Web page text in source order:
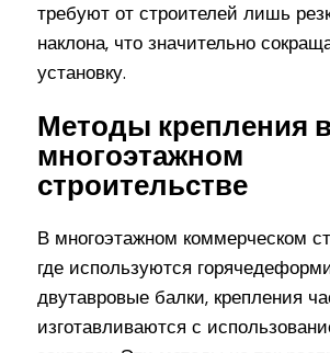
требуют от строителей лишь
наклона, что значительно
установку.
Методы крепления в
многоэтажном
строительстве
В многоэтажном коммерческом
где используются
двутавровые балки, крепления
изготавливаются с